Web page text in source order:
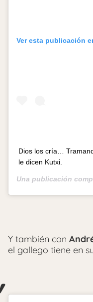
Ver esta publicación
Dios los cría…
le dicen Kutxi.
Una publicación
Y también con
el gallego tiene en